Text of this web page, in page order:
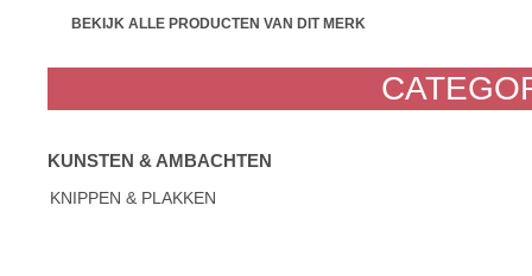
BEKIJK ALLE PRODUCTEN VAN DIT MERK
KUNSTEN & AMBACHTEN
KNIPPEN & PLAKKEN